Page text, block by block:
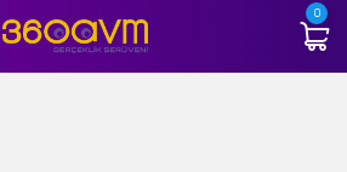
0